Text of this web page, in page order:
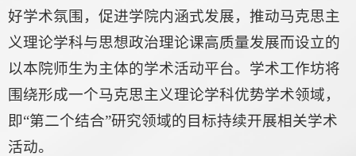
好学术氛围，促进学院内涵式发展，推动马克思主
义理论学科与思想政治理论课高质量发展而设立的
以本院师生为主体的学术活动平台。学术工作坊将
围绕形成一个马克思主义理论学科优势学术领域，
即“第二个结合”研究领域的目标持续开展相关学术
活动。